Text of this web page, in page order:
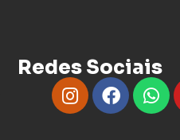
Redes Sociais